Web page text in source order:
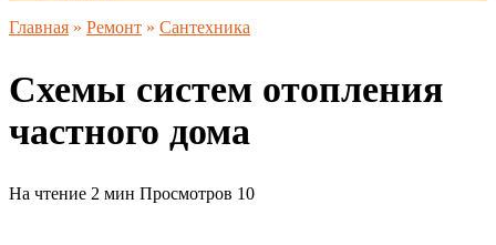
Главная » Ремонт » Сантехника
Cхемы систем отопления
частного дома
На чтение 2 мин Просмотров 10